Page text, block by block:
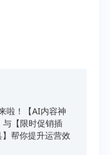
啦！【AI内容神
【限时促销插
帮你提升运营效